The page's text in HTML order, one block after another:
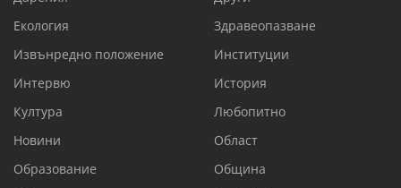
Екология
Здравеопазване
Извънредно положение
Институции
Интервю
История
Култура
Любопитно
Новини
Област
Образование
Община